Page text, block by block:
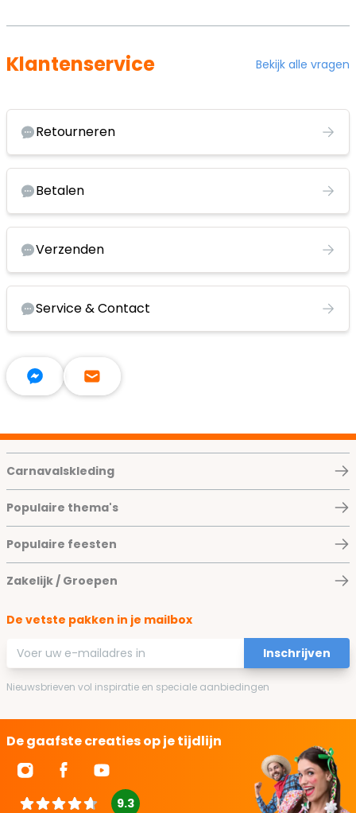
Klantenservice Bekijk alle vragen
Retourneren
Betalen
Verzenden
Service & Contact
Carnavalskleding
Populaire thema's
Populaire feesten
Zakelijk / Groepen
De vetste pakken in je mailbox
E-mailadres
Inschrijven
Nieuwsbrieven vol inspiratie en speciale aanbiedingen
De gaafste creaties op je tijdlijn
9.3